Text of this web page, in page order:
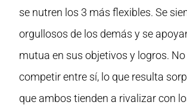
se nutren los 3 más flexibles. Se
orgullosos de los demás y se
mutua en sus objetivos y logros. No
competir entre sí, lo que resulta
que ambos tienden a rivalizar con